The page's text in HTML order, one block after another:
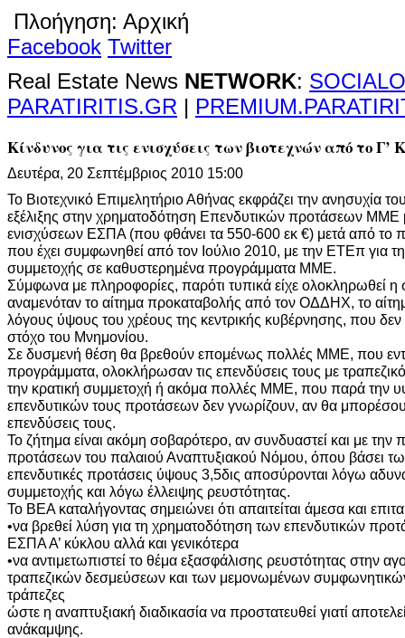
Πλοήγηση: Αρχική
Facebook Twitter
Real Estate News NETWORK:
PARATIRITIS.GR |
Κίνδυνος για τις ενισχύσεις των βιοτεχνών από το Γ’
Δευτέρα, 20 Σεπτέμβριος 2010 15:00
Το Βιοτεχνικό Επιμελητήριο Αθήνας εκφράζει την ανησυχία
εξέλιξης στην χρηματοδότηση Επενδυτικών προτάσεων
ενισχύσεων ΕΣΠΑ (που φθάνει τα 550-600 εκ €) μετά από το
που έχει συμφωνηθεί από τον Ιούλιο 2010, με την ΕΤΕπ για
συμμετοχής σε καθυστερημένα προγράμματα ΜΜΕ.
Σύμφωνα με πληροφορίες, παρότι τυπικά είχε ολοκληρωθεί η
αναμενόταν το αίτημα προκαταβολής από τον ΟΔΔΗΧ, το
λόγους ύψους του χρέους της κεντρικής κυβέρνησης, που δεν
στόχο του Μνημονίου.
Σε δυσμενή θέση θα βρεθούν επομένως πολλές ΜΜΕ, που
προγράμματα, ολοκλήρωσαν τις επενδύσεις τους με
την κρατική συμμετοχή ή ακόμα πολλές ΜΜΕ, που παρά την
επενδυτικών τους προτάσεων δεν γνωρίζουν, αν θα
επενδύσεις τους.
Το ζήτημα είναι ακόμη σοβαρότερο, αν συνδυαστεί και με την
προτάσεων του παλαιού Αναπτυξιακού Νόμου, όπου βάσει
επενδυτικές προτάσεις ύψους 3,5δις αποσύρονται λόγω
συμμετοχής και λόγω έλλειψης ρευστότητας.
Το ΒΕΑ καταλήγοντας σημειώνει ότι απαιτείται άμεσα και
•να βρεθεί λύση για τη χρηματοδότηση των επενδυτικών
ΕΣΠΑ Α’ κύκλου αλλά και γενικότερα
•να αντιμετωπιστεί το θέμα εξασφάλισης ρευστότητας στην
τραπεζικών δεσμεύσεων και των μεμονωμένων
τράπεζες
ώστε η αναπτυξιακή διαδικασία να προστατευθεί γιατί
ανάκαμψης.